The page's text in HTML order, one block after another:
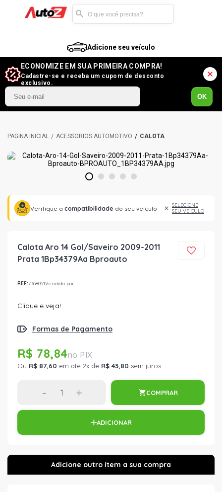
Adicione seu veículo
ECONOMIZE EM SUA PRIMEIRA COMPRA!
Cadastre-se e receba um cupom de desconto
exclusivo.
OK
ACESSÓRIOS AUTOMOTIVO CALOTA
1 2 3 4 5
Verifique a compatibilidade do seu veículo
SELECIONE
SEU VEÍCULO
Calota Aro 14 Gol/Saveiro 2009-2011
Prata 1Bp34379Aa Bproauto
REF:7368051Vendido por:
Clique e veja!
Formas de Pagamento
R$ 78,84
Ou R$ 87,60 em até 2x de R$ 43,80 sem juros
- + COMPRAR
ADICIONAR